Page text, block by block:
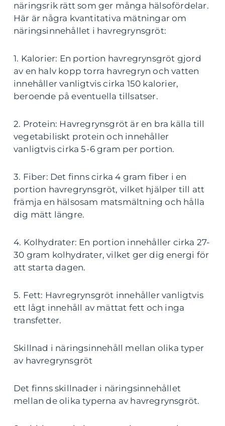
näringsrik rätt som ger många hälsofördelar.
Här är några kvantitativa mätningar om
näringsinnehållet i havregrynsgröt:
1. Kalorier: En portion havregrynsgröt gjord
av en halv kopp torra havregryn och vatten
innehåller vanligtvis cirka 150 kalorier,
beroende på eventuella tillsatser.
2. Protein: Havregrynsgröt är en bra källa till
vegetabiliskt protein och innehåller
vanligtvis cirka 5-6 gram per portion.
3. Fiber: Det finns cirka 4 gram fiber i en
portion havregrynsgröt, vilket hjälper till att
främja en hälsosam matsmältning och hålla
dig mätt längre.
4. Kolhydrater: En portion innehåller cirka 27-
30 gram kolhydrater, vilket ger dig energi för
att starta dagen.
5. Fett: Havregrynsgröt innehåller vanligtvis
ett lågt innehåll av mättat fett och inga
transfetter.
Skillnad i näringsinnehåll mellan olika typer
av havregrynsgröt
Det finns skillnader i näringsinnehållet
mellan de olika typerna av havregrynsgröt.